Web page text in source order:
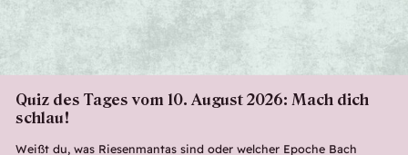
Quiz des Tages vom 10. August 2026: Mach dich
schlau!
Weißt du, was Riesenmantas sind oder welcher Epoche Bach